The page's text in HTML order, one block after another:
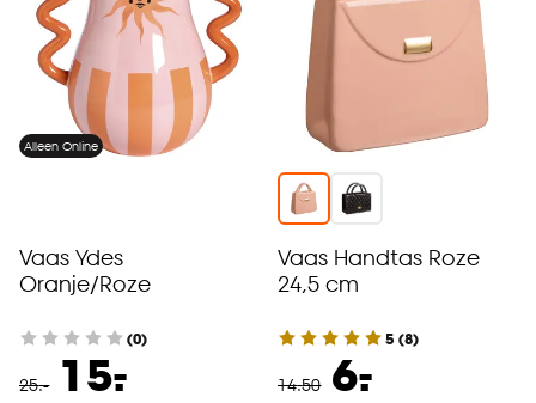
Alleen Online
Vaas Ydes
Oranje/Roze
(0)
25.- 15.
-
Vaas Handtas Roze
24,5 cm
5 (8)
14.50 6.
-